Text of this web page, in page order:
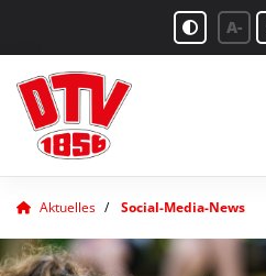
A-
Aktuelles Social-Media-News